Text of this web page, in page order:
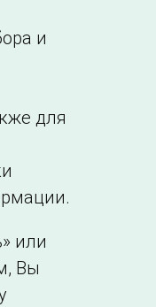
и
и
для
или
Вы